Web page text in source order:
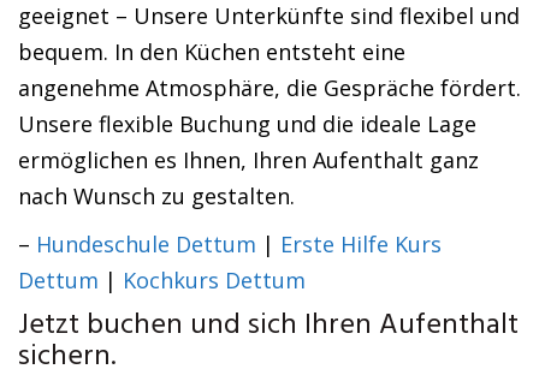
geeignet – Unsere Unterkünfte sind flexibel und
bequem. In den Küchen entsteht eine
angenehme Atmosphäre, die Gespräche fördert.
Unsere flexible Buchung und die ideale Lage
ermöglichen es Ihnen, Ihren Aufenthalt ganz
nach Wunsch zu gestalten.
– Hundeschule Dettum | Erste Hilfe Kurs
Dettum | Kochkurs Dettum
Jetzt buchen und sich Ihren Aufenthalt
sichern.